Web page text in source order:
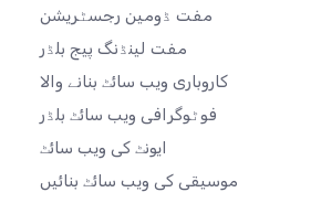
مفت ڈومین رجسٹریشن
مفت لینڈنگ پیج بلڈر
کاروباری ویب سائٹ بنانے والا
فوٹوگرافی ویب سائٹ بلڈر
ایونٹ کی ویب سائٹ
موسیقی کی ویب سائٹ بنائیں